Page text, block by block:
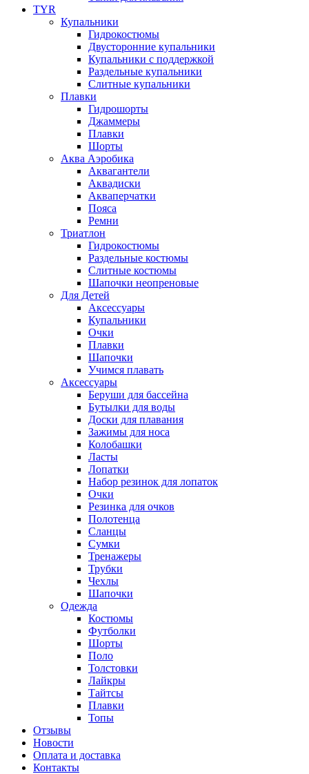
TYR
Купальники
Гидрокостюмы
Двусторонние купальники
Купальники с поддержкой
Раздельные купальники
Слитные купальники
Плавки
Гидрошорты
Джаммеры
Плавки
Шорты
Аква Аэробика
Аквагантели
Аквадиски
Акваперчатки
Пояса
Ремни
Триатлон
Гидрокостюмы
Раздельные костюмы
Слитные костюмы
Шапочки неопреновые
Для Детей
Аксессуары
Купальники
Очки
Плавки
Шапочки
Учимся плавать
Аксессуары
Беруши для бассейна
Бутылки для воды
Доски для плавания
Зажимы для носа
Колобашки
Ласты
Лопатки
Набор резинок для лопаток
Очки
Резинка для очков
Полотенца
Сланцы
Сумки
Тренажеры
Трубки
Чехлы
Шапочки
Одежда
Костюмы
Футболки
Шорты
Поло
Толстовки
Лайкры
Тайтсы
Плавки
Топы
Отзывы
Новости
Оплата и доставка
Контакты